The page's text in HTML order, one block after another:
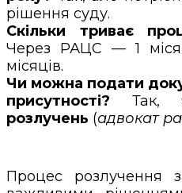
рішення суду.
Скільки триває
Через РАЦС — 1
місяців.
Чи можна подати
присутності? Так,
розлучень (адвокат
Процес розлучення